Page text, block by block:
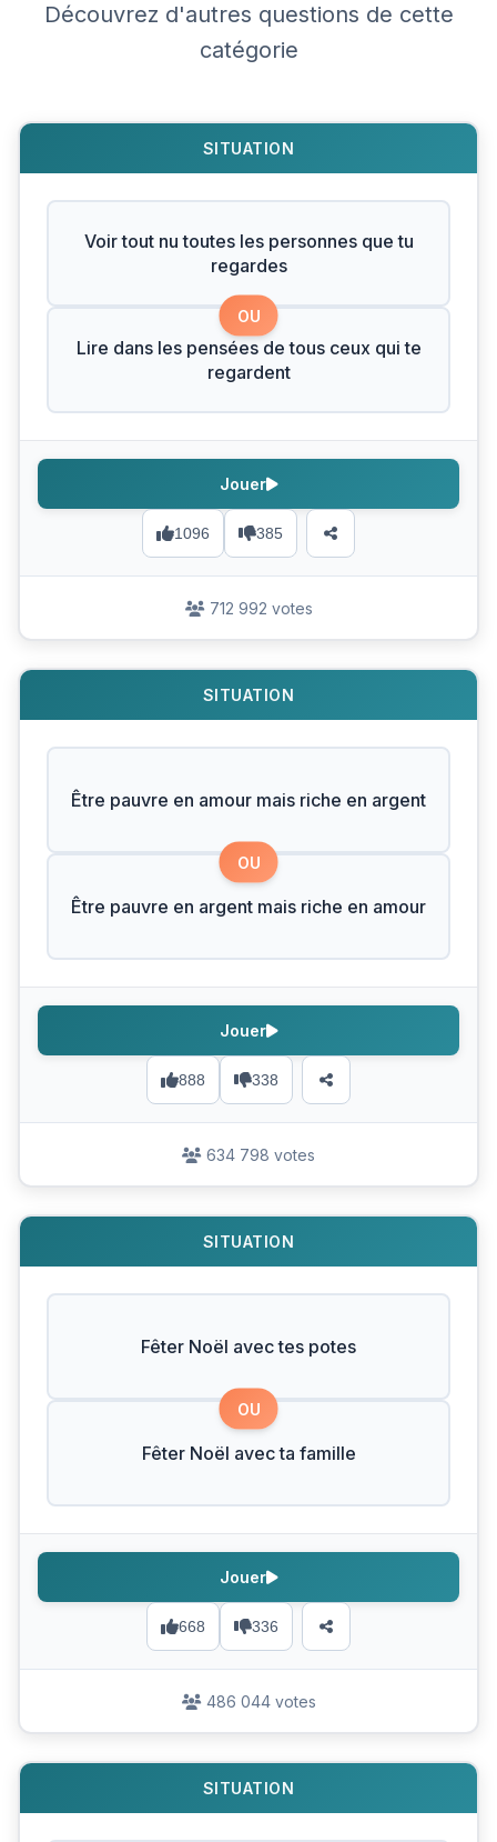
Découvrez d'autres questions de cette
catégorie
SITUATION
Voir tout nu toutes les personnes que tu
regardes
OU
Lire dans les pensées de tous ceux qui te
regardent
1096 385
Jouer
712 992 votes
SITUATION
Être pauvre en amour mais riche en argent
OU
Être pauvre en argent mais riche en amour
888 338
Jouer
634 798 votes
SITUATION
Fêter Noël avec tes potes
OU
Fêter Noël avec ta famille
668 336
Jouer
486 044 votes
SITUATION